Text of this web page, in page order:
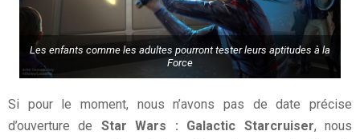
Les enfants comme les adultes pourront tester leurs aptitudes à la
Force
Si pour le moment, nous n’avons pas de date précise
d’ouverture de Star Wars : Galactic Starcruiser, nous